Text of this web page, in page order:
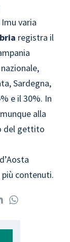
Imu varia
registra il
Sardegna,
e il 30%. In
alla
del gettito
contenuti.